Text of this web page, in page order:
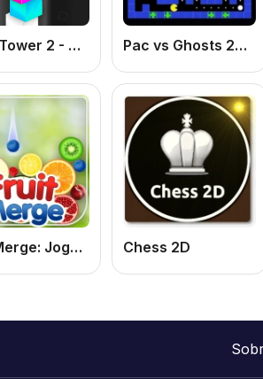
Color Tower 2 - Drop The Box 3D Pac vs Ghosts 2024: Jogo de Labirinto Online Grátis de Fantasmas e Aventura Clássica
Fruit Merge: Jogo de Puzzle Online Grátis de Combinar Frutas e Fazer Combos Chess 2D